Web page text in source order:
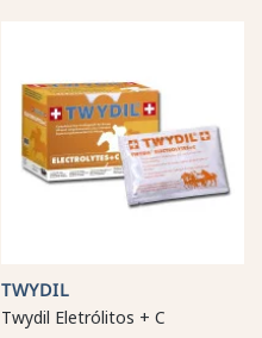
TWYDIL
Twydil Eletrólitos + C